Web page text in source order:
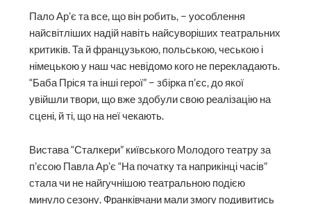
Пало Ар’є та все, що він робить, − уособлення
найсвітліших надій навіть найсуворіших театральних
критиків. Та й французькою, польською, чеською і
німецькою у наш час невідомо кого не перекладають.
“Баба Пріся та інші герої” − збірка п’єс, до якої
увійшли твори, що вже здобули свою реалізацію на
сцені, й ті, що на неї чекають.
Вистава “Сталкери” київського Молодого театру за
п’єсою Павла Ар’є “На початку та наприкінці часів”
стала чи не найгучнішою театральною подією
минуло сезону. Франківчани мали змогу подивитись